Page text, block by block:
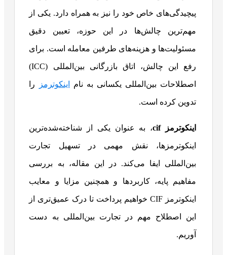
پیچیدگی‌های خاص خود را نیز به همراه دارد. یکی از
مهم‌ترین چالش‌ها در این حوزه، تعیین دقیق
مسئولیت‌ها و هزینه‌های طرفین معامله است. برای
رفع این چالش، اتاق بازرگانی بین‌المللی (ICC)
اصطلاحات بین‌المللی یکسانی به نام اینکوترمز را
تدوین کرده است.
اینکوترمزcif، به عنوان یکی از شناخته‌شده‌ترین
اینکوترمزها، نقش مهمی در تسهیل تجارت
بین‌المللی ایفا می‌کند. در این مقاله، به بررسی
مفاهیم پایه، کاربردها و همچنین مزایا و معایب
اینکوترمز CIF خواهیم پرداخت تا درک عمیق‌تری از
این اصطلاح مهم در تجارت بین‌المللی به دست
آوریم.